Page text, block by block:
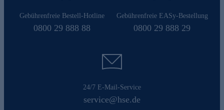
Gebührenfreie Bestell-Hotline
0800 29 888 88
Gebührenfreie EASy-Bestellung
0800 29 888 29
24/7 E-Mail-Service
service@hse.de